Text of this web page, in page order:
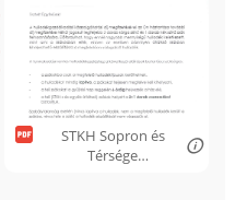
STKH Sopron és
Térsége